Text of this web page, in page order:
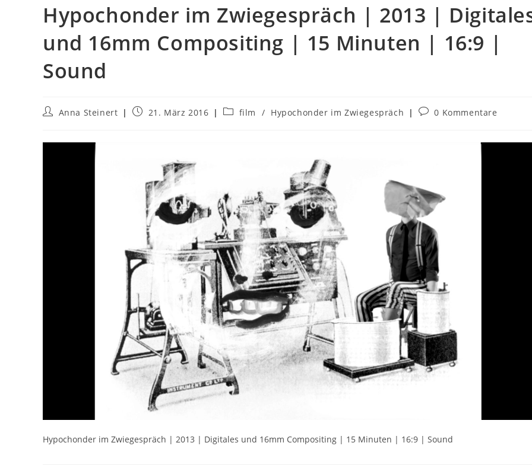
Hypochonder im Zwiegespräch | 2013 |
und 16mm Compositing | 15 Minuten | 16:9 |
Sound
Anna Steinert 21. März 2016 film / Hypochonder im Zwiegespräch 0 Kommentare
Hypochonder im Zwiegespräch | 2013 | Digitales und 16mm Compositing | 15 Minuten | 16:9 | Sound